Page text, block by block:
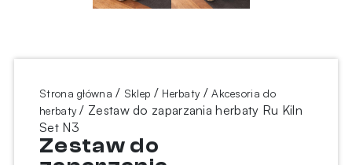
Strona główna / Sklep / Herbaty/Akcesoria do
herbaty/ Zestaw do zaparzania herbaty Ru Kiln
Set N3
Zestaw do